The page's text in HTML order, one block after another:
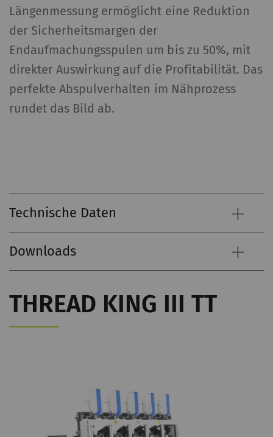
Längenmessung ermöglicht eine Reduktion
der Sicherheitsmargen der
Endaufmachungsspulen um bis zu 50%, mit
direkter Auswirkung auf die Profitabilität. Das
perfekte Abspulverhalten im Nähprozess
rundet das Bild ab.
Technische Daten
Downloads
THREAD KING III TT